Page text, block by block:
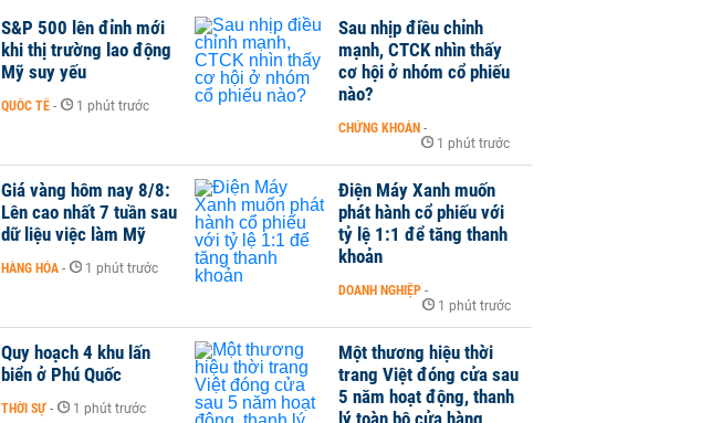
S&P 500 lên đỉnh mới
khi thị trường lao động
Mỹ suy yếu
QUỐC TẾ - 1 phút trước
Sau nhịp điều chỉnh
mạnh, CTCK nhìn thấy
cơ hội ở nhóm cổ phiếu
nào?
CHỨNG KHOÁN -
1 phút trước
Giá vàng hôm nay 8/8:
Lên cao nhất 7 tuần sau
dữ liệu việc làm Mỹ
HÀNG HÓA - 1 phút trước
Điện Máy Xanh muốn
phát hành cổ phiếu với
tỷ lệ 1:1 để tăng thanh
khoản
DOANH NGHIỆP -
1 phút trước
Quy hoạch 4 khu lấn
biển ở Phú Quốc
THỜI SỰ - 1 phút trước
Một thương hiệu thời
trang Việt đóng cửa sau
5 năm hoạt động, thanh
lý toàn bộ cửa hàng